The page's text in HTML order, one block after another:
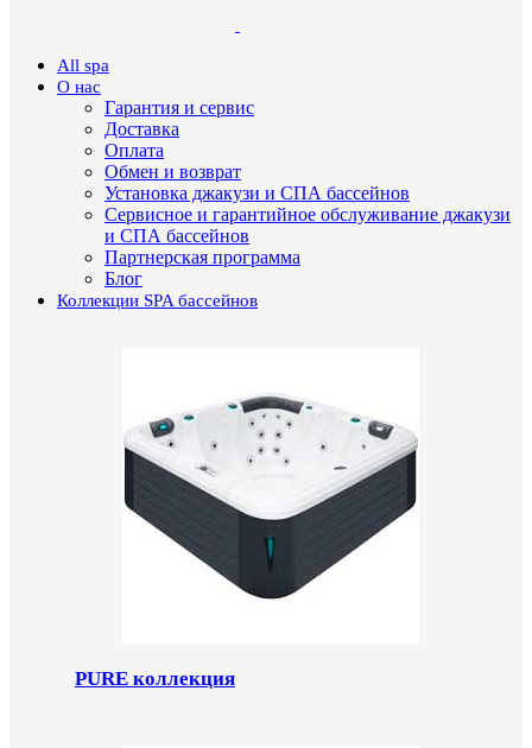
All spa
О нас
Гарантия и сервис
Доставка
Оплата
Обмен и возврат
Установка джакузи и СПА бассейнов
Сервисное и гарантийное обслуживание джакузи
и СПА бассейнов
Партнерская программа
Блог
Коллекции SPA бассейнов
PURE коллекция